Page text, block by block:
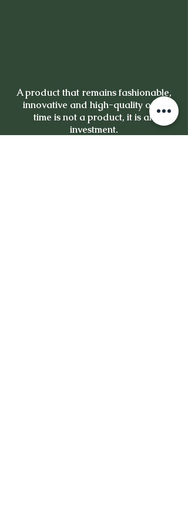
A product that remains fashionable,
innovative and high-quality over
time is not a product, it is an
investment.